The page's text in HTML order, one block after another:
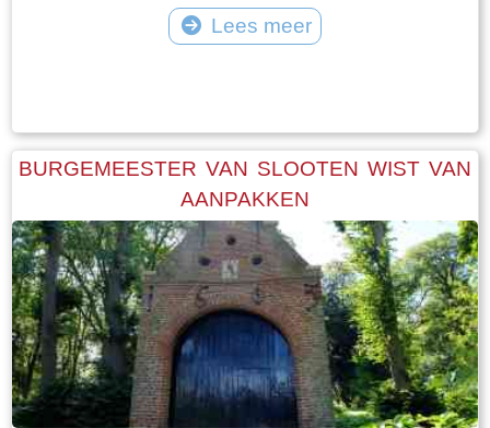
visrestaurants op steenworp afstand van elkaar.
Er schijnt het jaar rond voldoende klandizie te
linker restaurant dat sinds een paar jaar in de
voormalige zoutloods gevestigd is. Zolang de
voorraad strekt welteverstaan. De naam
“Laaksumer Bot” suggereert dat de vis terplekke
gevangen wordt. En niets is minder waar.
Tegenover de twee visrestaurants ligt in het
kleinste haventje van Europa eenzaam en
alleen de HL6. Navraag in het restaurant leert
dan dit de vissersboot van de gebroeders De
Vries is. Zij zijn de laatste overgebleven vissers
Lees meer
BURGEMEESTER VAN SLOOTEN WIST VAN
AANPAKKEN